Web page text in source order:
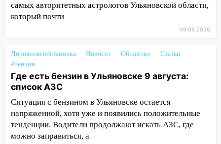
07:30 Евро-3 вместо Евро-5: что
означают классы бензина и можно ли
06:30
Какая погода будет в Ульяновской
области днем 9 августа
05:05
День, когда всё может
измениться: гороскоп на 9 августа —
три знака получат шанс, который нельзя
упустить
08.08.2026
самых авторитетных астрологов Ульяновской области,
который почти
09.08.2026
Дорожная обстановка Новости Общество
Статьи
#бензин
Где есть бензин в Ульяновске 9 августа:
список АЗС
Ситуация с бензином в Ульяновске остается
напряженной, хотя уже и появились положительные
тенденции. Водители продолжают искать АЗС, где
можно заправиться, а